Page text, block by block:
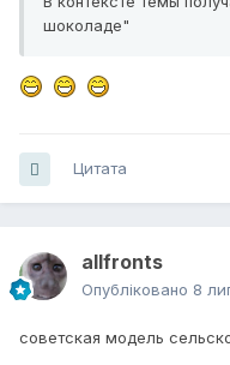
шоколаде"
Цитата
allfronts
Опубліковано 8
советская модель